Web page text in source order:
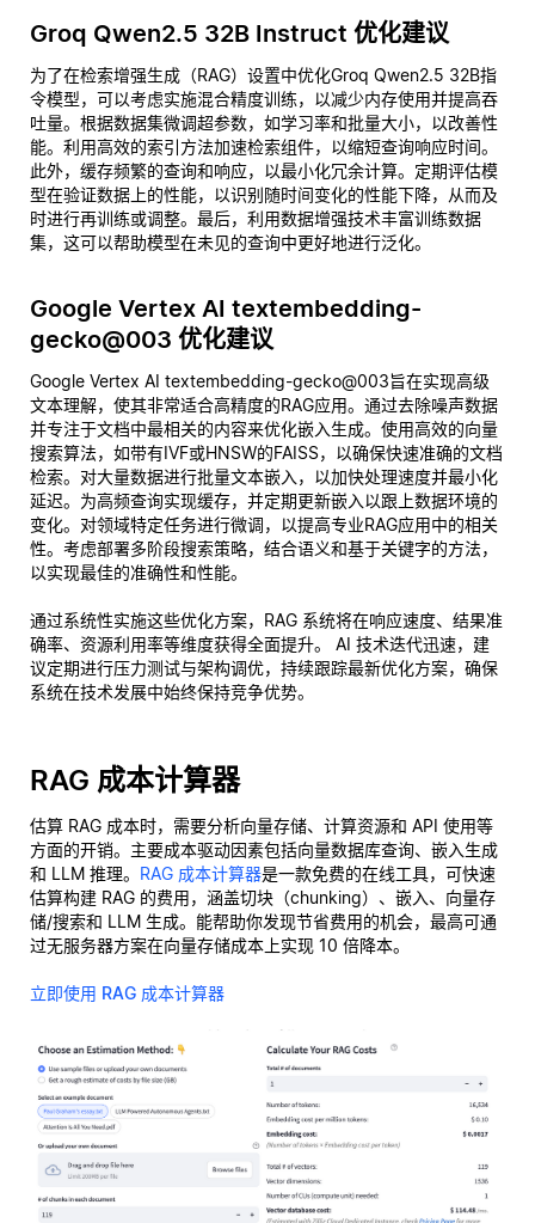
Groq Qwen2.5 32B Instruct 优化建议
为了在检索增强生成（RAG）设置中优化Groq Qwen2.5 32B指
令模型，可以考虑实施混合精度训练，以减少内存使用并提高吞
吐量。根据数据集微调超参数，如学习率和批量大小，以改善性
能。利用高效的索引方法加速检索组件，以缩短查询响应时间。
此外，缓存频繁的查询和响应，以最小化冗余计算。定期评估模
型在验证数据上的性能，以识别随时间变化的性能下降，从而及
时进行再训练或调整。最后，利用数据增强技术丰富训练数据
集，这可以帮助模型在未见的查询中更好地进行泛化。
Google Vertex AI textembedding-
gecko@003 优化建议
Google Vertex AI textembedding-gecko@003旨在实现高级
文本理解，使其非常适合高精度的RAG应用。通过去除噪声数据
并专注于文档中最相关的内容来优化嵌入生成。使用高效的向量
搜索算法，如带有IVF或HNSW的FAISS，以确保快速准确的文档
检索。对大量数据进行批量文本嵌入，以加快处理速度并最小化
延迟。为高频查询实现缓存，并定期更新嵌入以跟上数据环境的
变化。对领域特定任务进行微调，以提高专业RAG应用中的相关
性。考虑部署多阶段搜索策略，结合语义和基于关键字的方法，
以实现最佳的准确性和性能。
通过系统性实施这些优化方案，RAG 系统将在响应速度、结果准
确率、资源利用率等维度获得全面提升。 AI 技术迭代迅速，建
议定期进行压力测试与架构调优，持续跟踪最新优化方案，确保
系统在技术发展中始终保持竞争优势。
RAG 成本计算器
估算 RAG 成本时，需要分析向量存储、计算资源和 API 使用等
方面的开销。主要成本驱动因素包括向量数据库查询、嵌入生成
和 LLM 推理。 RAG 成本计算器是一款免费的在线工具，可快速
估算构建 RAG 的费用，涵盖切块（chunking）、嵌入、向量存
储/搜索和 LLM 生成。能帮助你发现节省费用的机会，最高可通
过无服务器方案在向量存储成本上实现 10 倍降本。
立即使用 RAG 成本计算器